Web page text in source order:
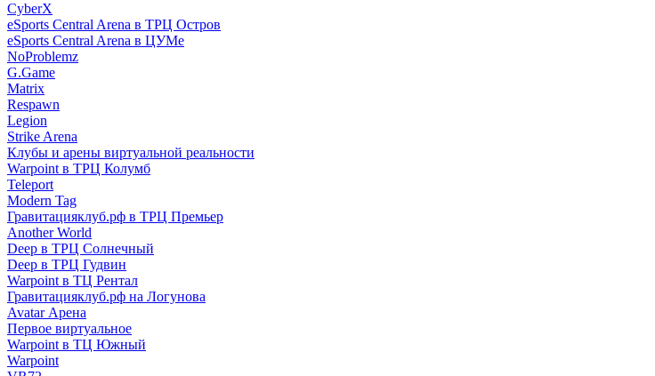
CyberX
eSports Central Arena в ТРЦ Остров
eSports Central Arena в ЦУМе
NoProblemz
G.Game
Matrix
Respawn
Legion
Strike Arena
Клубы и арены виртуальной реальности
Warpoint в ТРЦ Колумб
Teleport
Modern Tag
Гравитацияклуб.рф в ТРЦ Премьер
Another World
Deep в ТРЦ Солнечный
Deep в ТРЦ Гудвин
Warpoint в ТЦ Рентал
Гравитацияклуб.рф на Логунова
Avatar Арена
Первое виртуальное
Warpoint в ТЦ Южный
Warpoint